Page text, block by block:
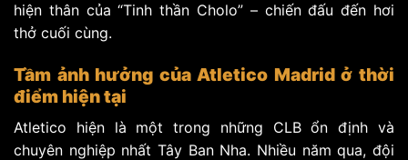
hiện thân của “Tinh thần Cholo” – chiến đấu đến hơi
thở cuối cùng.
Tầm ảnh hưởng của Atletico Madrid ở thời
điểm hiện tại
Atletico hiện là một trong những CLB ổn định và
chuyên nghiệp nhất Tây Ban Nha. Nhiều năm qua, đội